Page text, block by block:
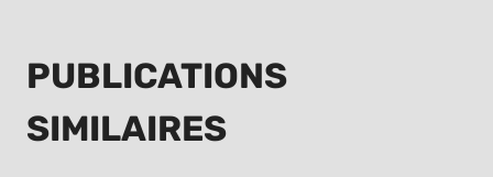
PUBLICATIONS
SIMILAIRES